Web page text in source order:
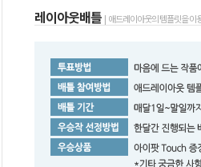
레이아웃배틀 | 애드레이아웃의 템플릿을 이